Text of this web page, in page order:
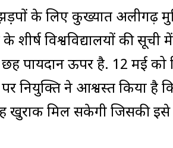
झड़पों के लिए कुख्यात अलीगढ़
शीर्ष विश्वविद्यालयों की
पायदान ऊपर है. 12 मई को
नियुक्ति ने आश्वस्त किया है
मिल सकेगी जिसकी